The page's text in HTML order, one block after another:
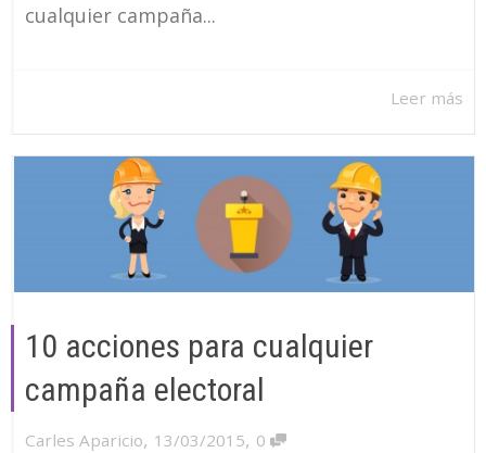
cualquier campaña...
Leer más
10 acciones para cualquier
campaña electoral
Carles Aparicio, 13/03/2015, 0